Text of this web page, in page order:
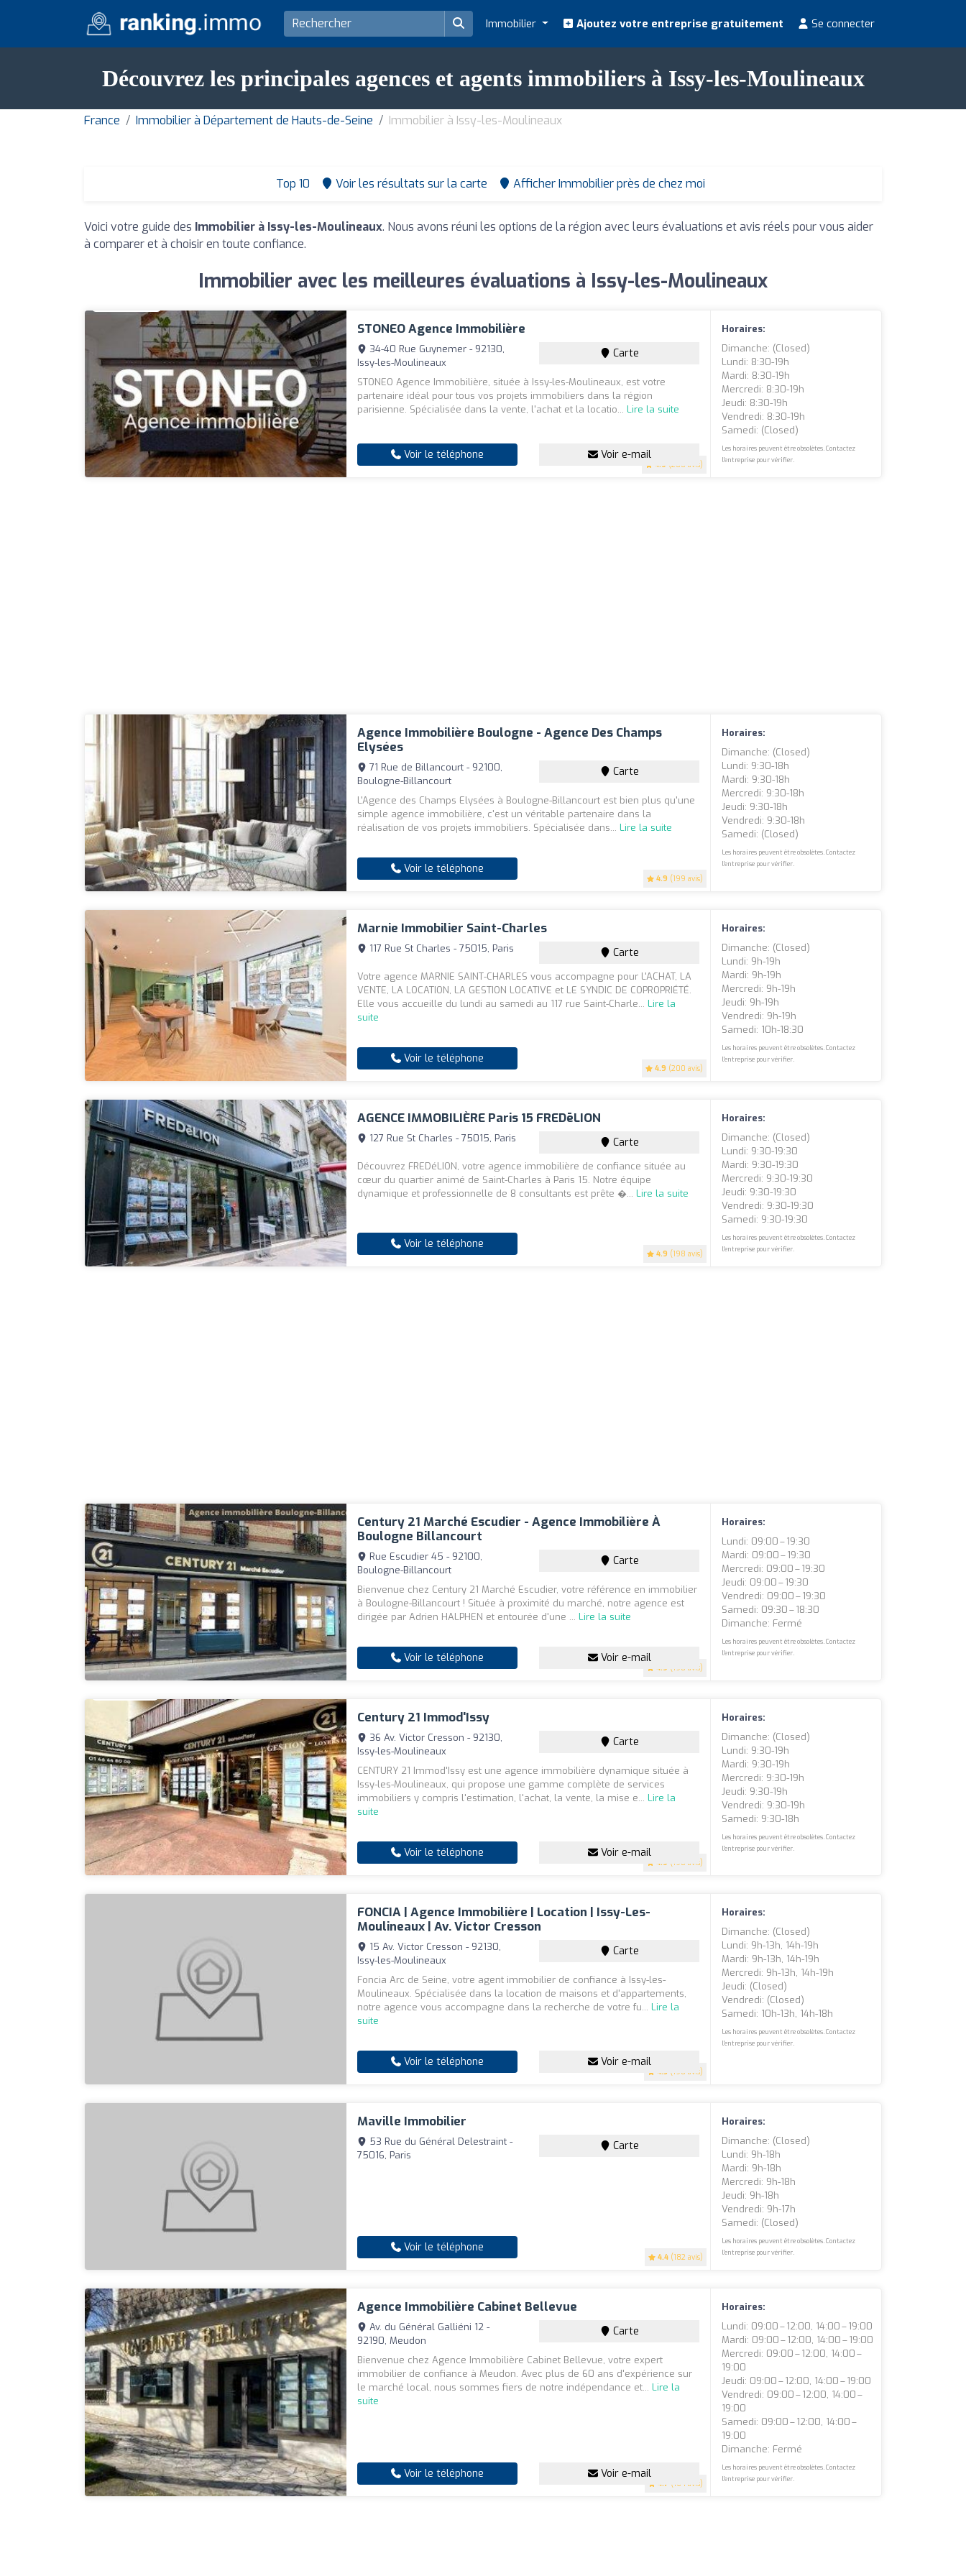
Immobilier Ajoutez votre entreprise gratuitement Se connecter
Découvrez les principales agences et agents immobiliers à Issy-les-Moulineaux
France Immobilier à Département de Hauts-de-Seine Immobilier à Issy-les-Moulineaux
Top 10 Voir les résultats sur la carte Afficher Immobilier près de chez moi
Voici votre guide des Immobilier à Issy-les-Moulineaux. Nous avons réuni les options de la région avec leurs évaluations et avis réels pour vous aider
à comparer et à choisir en toute confiance.
Immobilier avec les meilleures évaluations à Issy-les-Moulineaux
STONEO Agence Immobilière
4.9 (200 avis)
34-40 Rue Guynemer - 92130,
Issy-les-Moulineaux
Carte
STONEO Agence Immobilière, située à Issy-les-Moulineaux, est votre
partenaire idéal pour tous vos projets immobiliers dans la région
parisienne. Spécialisée dans la vente, l'achat et la locatio...Lire la suite
Voir le téléphone Voir e-mail
Horaires:
Dimanche: (closed)
Lundi: 8:30-19h
Mardi: 8:30-19h
Mercredi: 8:30-19h
Jeudi: 8:30-19h
Vendredi: 8:30-19h
Samedi: (closed)
Les horaires peuvent être obsolètes. Contactez
l'entreprise pour vérifier.
Agence Immobilière Boulogne - Agence Des Champs
Elysées
4.9 (199 avis)
71 Rue de Billancourt - 92100,
Boulogne-Billancourt
Carte
L'Agence des Champs Elysées à Boulogne-Billancourt est bien plus qu'une
simple agence immobilière, c'est un véritable partenaire dans la
réalisation de vos projets immobiliers. Spécialisée dans...Lire la suite
Voir le téléphone
Horaires:
Dimanche: (closed)
Lundi: 9:30-18h
Mardi: 9:30-18h
Mercredi: 9:30-18h
Jeudi: 9:30-18h
Vendredi: 9:30-18h
Samedi: (closed)
Les horaires peuvent être obsolètes. Contactez
l'entreprise pour vérifier.
Marnie Immobilier Saint-Charles
4.9 (200 avis)
117 Rue St Charles - 75015, Paris Carte
Votre agence MARNIE SAINT-CHARLES vous accompagne pour L'ACHAT, LA
VENTE, LA LOCATION, LA GESTION LOCATIVE et LE SYNDIC DE COPROPRIÉTÉ.
Elle vous accueille du lundi au samedi au 117 rue Saint-Charle...Lire la
suite
Voir le téléphone
Horaires:
Dimanche: (closed)
Lundi: 9h-19h
Mardi: 9h-19h
Mercredi: 9h-19h
Jeudi: 9h-19h
Vendredi: 9h-19h
Samedi: 10h-18:30
Les horaires peuvent être obsolètes. Contactez
l'entreprise pour vérifier.
AGENCE IMMOBILIÈRE Paris 15 FREDēLION
4.9 (198 avis)
127 Rue St Charles - 75015, Paris Carte
Découvrez FREDéLION, votre agence immobilière de confiance située au
cœur du quartier animé de Saint-Charles à Paris 15. Notre équipe
dynamique et professionnelle de 8 consultants est prête �...Lire la suite
Voir le téléphone
Horaires:
Dimanche: (closed)
Lundi: 9:30-19:30
Mardi: 9:30-19:30
Mercredi: 9:30-19:30
Jeudi: 9:30-19:30
Vendredi: 9:30-19:30
Samedi: 9:30-19:30
Les horaires peuvent être obsolètes. Contactez
l'entreprise pour vérifier.
Century 21 Marché Escudier - Agence Immobilière À
Boulogne Billancourt
4.9 (198 avis)
Rue Escudier 45 - 92100,
Boulogne-Billancourt
Carte
Bienvenue chez Century 21 Marché Escudier, votre référence en immobilier
à Boulogne-Billancourt ! Située à proximité du marché, notre agence est
dirigée par Adrien HALPHEN et entourée d'une ...Lire la suite
Voir le téléphone Voir e-mail
Horaires:
Lundi: 09:00 – 19:30
Mardi: 09:00 – 19:30
Mercredi: 09:00 – 19:30
Jeudi: 09:00 – 19:30
Vendredi: 09:00 – 19:30
Samedi: 09:30 – 18:30
Dimanche: Fermé
Les horaires peuvent être obsolètes. Contactez
l'entreprise pour vérifier.
Century 21 Immod'Issy
4.9 (198 avis)
36 Av. Victor Cresson - 92130,
Issy-les-Moulineaux
Carte
CENTURY 21 Immod'Issy est une agence immobilière dynamique située à
Issy-les-Moulineaux, qui propose une gamme complète de services
immobiliers y compris l'estimation, l'achat, la vente, la mise e...Lire la
suite
Voir le téléphone Voir e-mail
Horaires:
Dimanche: (closed)
Lundi: 9:30-19h
Mardi: 9:30-19h
Mercredi: 9:30-19h
Jeudi: 9:30-19h
Vendredi: 9:30-19h
Samedi: 9:30-18h
Les horaires peuvent être obsolètes. Contactez
l'entreprise pour vérifier.
FONCIA | Agence Immobilière | Location | Issy-Les-
Moulineaux | Av. Victor Cresson
4.5 (198 avis)
15 Av. Victor Cresson - 92130,
Issy-les-Moulineaux
Carte
Foncia Arc de Seine, votre agent immobilier de confiance à Issy-les-
Moulineaux. Spécialisée dans la location de maisons et d'appartements,
notre agence vous accompagne dans la recherche de votre fu...Lire la
suite
Voir le téléphone Voir e-mail
Horaires:
Dimanche: (closed)
Lundi: 9h-13h, 14h-19h
Mardi: 9h-13h, 14h-19h
Mercredi: 9h-13h, 14h-19h
Jeudi: (closed)
Vendredi: (closed)
Samedi: 10h-13h, 14h-18h
Les horaires peuvent être obsolètes. Contactez
l'entreprise pour vérifier.
Maville Immobilier
4.4 (182 avis)
53 Rue du Général Delestraint -
75016, Paris
Carte
Voir le téléphone
Horaires:
Dimanche: (closed)
Lundi: 9h-18h
Mardi: 9h-18h
Mercredi: 9h-18h
Jeudi: 9h-18h
Vendredi: 9h-17h
Samedi: (closed)
Les horaires peuvent être obsolètes. Contactez
l'entreprise pour vérifier.
Agence Immobilière Cabinet Bellevue
4.7 (164 avis)
Av. du Général Galliéni 12 -
92190, Meudon
Carte
Bienvenue chez Agence Immobilière Cabinet Bellevue, votre expert
immobilier de confiance à Meudon. Avec plus de 60 ans d'expérience sur
le marché local, nous sommes fiers de notre indépendance et...Lire la
suite
Voir le téléphone Voir e-mail
Horaires:
Lundi: 09:00 – 12:00, 14:00 – 19:00
Mardi: 09:00 – 12:00, 14:00 – 19:00
Mercredi: 09:00 – 12:00, 14:00 –
19:00
Jeudi: 09:00 – 12:00, 14:00 – 19:00
Vendredi: 09:00 – 12:00, 14:00 –
19:00
Samedi: 09:00 – 12:00, 14:00 –
19:00
Dimanche: Fermé
Les horaires peuvent être obsolètes. Contactez
l'entreprise pour vérifier.